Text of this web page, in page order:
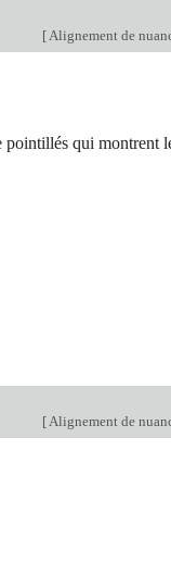
[Alignement de
pointillés qui montrent
[ Alignement de